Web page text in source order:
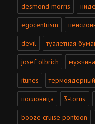
desmond morris
egocentrism
devil туалетная
josef olbrich
itunes термоядерный
пословица 3-torus
booze cruise pontoon